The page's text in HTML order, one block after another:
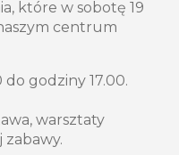
które w sobotę 19
centrum
godziny 17.00.
warsztaty
zabawy.